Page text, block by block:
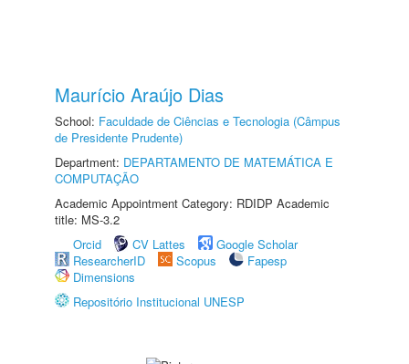
Maurício Araújo Dias
School: Faculdade de Ciências e Tecnologia (Câmpus
de Presidente Prudente)
Department: DEPARTAMENTO DE MATEMÁTICA E
COMPUTAÇÃO
Academic Appointment Category: RDIDP Academic
title: MS-3.2
Orcid
CV Lattes
Google Scholar
ResearcherID
Scopus
Fapesp
Dimensions
Repositório Institucional UNESP